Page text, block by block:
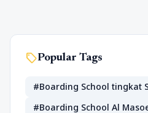
sellPopular Tags
#Boarding School tingkat
#Boarding School Al